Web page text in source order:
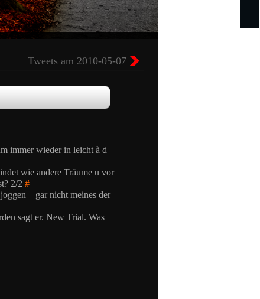
Tweets am 2010-05-07
immer wieder in leicht à d
wie andere Träume u vor
2/2 #
– gar nicht meines der
sagt er. New Trial. Was